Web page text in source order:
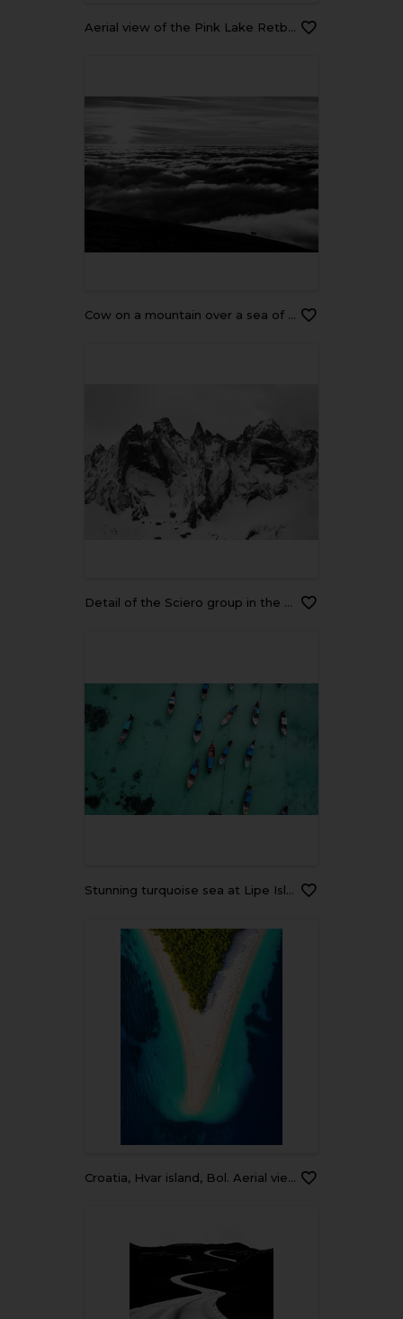
Aerial view of the Pink Lake Retba or Lac Rose in Senegal. Photo made by drone from above. Africa Natural Landscape.
Cow on a mountain over a sea of fog at sunset
Detail of the Sciero group in the Rhaetian Alps in Switzerland. Black and white fine art mountain winter
Stunning turquoise sea at Lipe Island in Thailand , aerial view
Croatia, Hvar island, Bol. Aerial view at the Zlatni Rat. Beach and sea from air. Famous place in Croatia. Summer seascape from drone. Travel - image